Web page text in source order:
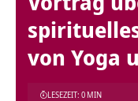
von Yoga
LESEZEIT: 0 MIN